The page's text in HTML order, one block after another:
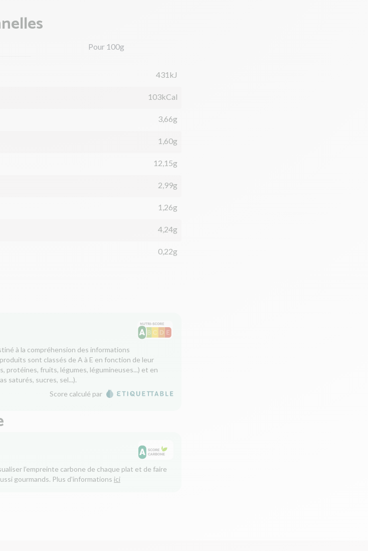
Pour 100g
431kJ
103kCal
3,66g
1,60g
12,15g
2,99g
1,26g
4,24g
0,22g
à la compréhension des informations
sont classés de A à E en fonction de leur
protéines, fruits, légumes, légumineuses...) et en
saturés, sucres, sel...).
Score calculé par
l’empreinte carbone de chaque plat et de faire
gourmands. Plus d'informations ici